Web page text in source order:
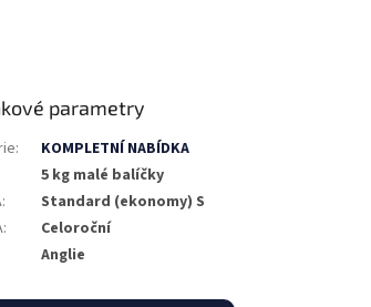
parametry
:
KOMPLETNÍ NABÍDKA
5 kg malé balíčky
:
Standard (ekonomy) S
:
Celoroční
Anglie